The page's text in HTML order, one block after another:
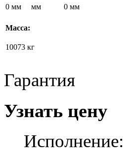
0 мм мм 0 мм
Масса:
10073 кг
Гарантия
Узнать цену
Исполнение: